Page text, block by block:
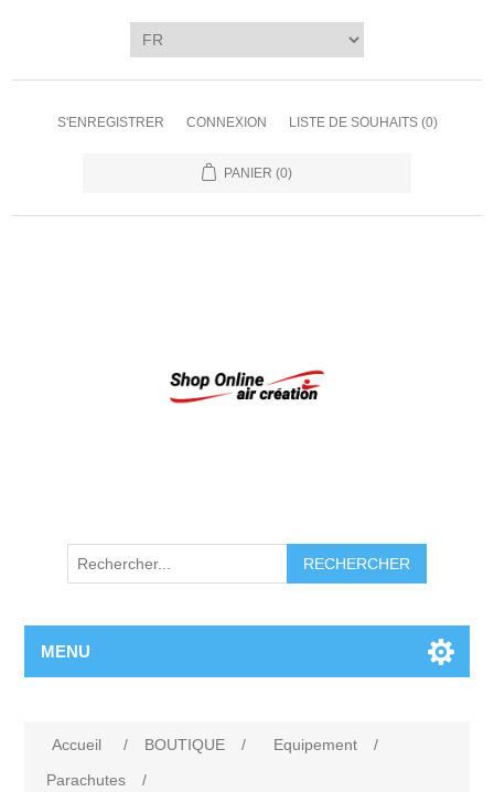
S'ENREGISTRER CONNEXION LISTE DE SOUHAITS (0)
PANIER (0)
RECHERCHER
MENU
Accueil / BOUTIQUE / Equipement
/
Parachutes
/